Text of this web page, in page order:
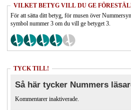
VILKET BETYG VILL DU GE
För att sätta ditt betyg, för musen över
symbol nummer 3 om du vill ge betyget 3.
TYCK TILL!
Så här tycker Nummers
Kommentarer inaktiverade.